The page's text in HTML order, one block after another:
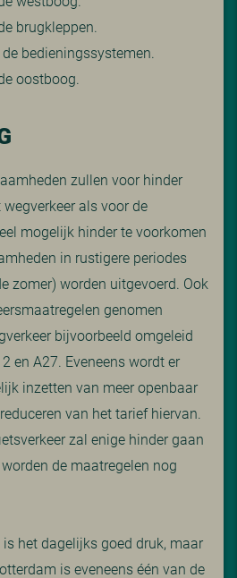
brugkleppen.
bedieningssystemen.
oostboog.
zullen voor hinder
als voor de
mogelijk hinder te voorkomen
in rustigere periodes
zomer) worden uitgevoerd. Ook
genomen
bijvoorbeeld omgeleid
en A27. Eveneens wordt er
inzetten van meer openbaar
van het tarief hiervan.
zal enige hinder gaan
de maatregelen nog
het dagelijks goed druk, maar
is eveneens één van de